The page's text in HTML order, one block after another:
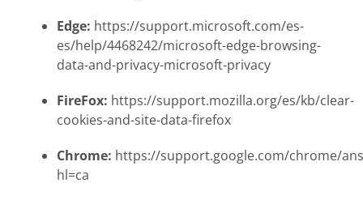
Edge: https://support.microsoft.com/es-
es/help/4468242/microsoft-edge-browsing-
data-and-privacy-microsoft-privacy
FireFox: https://support.mozilla.org/es/kb/clear-
cookies-and-site-data-firefox
Chrome: https://support.google.com/chrome/
hl=ca